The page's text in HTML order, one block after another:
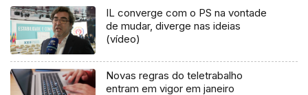
IL converge com o PS na vontade
de mudar, diverge nas ideias
(vídeo)
Novas regras do teletrabalho
entram em vigor em janeiro